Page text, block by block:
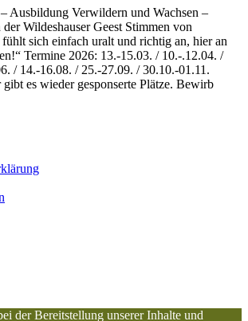
Ausbildung Verwildern und Wachsen –
Wildeshauser Geest Stimmen von
sich einfach uralt und richtig an, hier an
Termine 2026: 13.-15.03. / 10.-.12.04. /
/ 14.-16.08. / 25.-27.09. / 30.10.-01.11.
es wieder gesponserte Plätze. Bewirb
der Bereitstellung unserer Inhalte und